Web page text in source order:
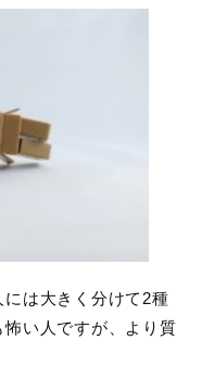
は大きく分けて2種
い人ですが、より質